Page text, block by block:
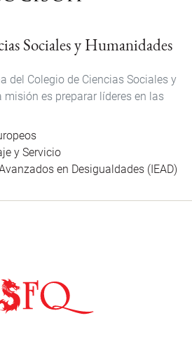
Sociales y Humanidades
del Colegio de Ciencias Sociales y
misión es preparar líderes en las
y Servicio
en Desigualdades (IEAD)